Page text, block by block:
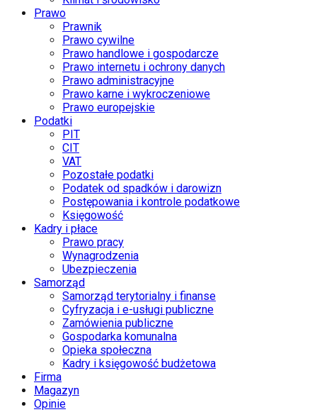
Prawo
Prawnik
Prawo cywilne
Prawo handlowe i gospodarcze
Prawo internetu i ochrony danych
Prawo administracyjne
Prawo karne i wykroczeniowe
Prawo europejskie
Podatki
PIT
CIT
VAT
Pozostałe podatki
Podatek od spadków i darowizn
Postępowania i kontrole podatkowe
Księgowość
Kadry i płace
Prawo pracy
Wynagrodzenia
Ubezpieczenia
Samorząd
Samorząd terytorialny i finanse
Cyfryzacja i e-usługi publiczne
Zamówienia publiczne
Gospodarka komunalna
Opieka społeczna
Kadry i księgowość budżetowa
Firma
Magazyn
Opinie